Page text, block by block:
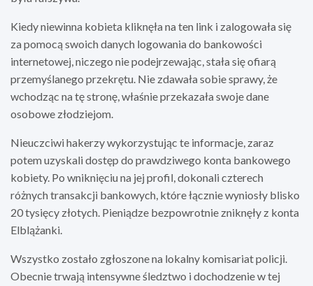
Kiedy niewinna kobieta kliknęła na ten link i zalogowała się
za pomocą swoich danych logowania do bankowości
internetowej, niczego nie podejrzewając, stała się ofiarą
przemyślanego przekrętu. Nie zdawała sobie sprawy, że
wchodząc na tę stronę, właśnie przekazała swoje dane
osobowe złodziejom.
Nieuczciwi hakerzy wykorzystując te informacje, zaraz
potem uzyskali dostęp do prawdziwego konta bankowego
kobiety. Po wniknięciu na jej profil, dokonali czterech
różnych transakcji bankowych, które łącznie wyniosły blisko
20 tysięcy złotych. Pieniądze bezpowrotnie zniknęły z konta
Elblążanki.
Wszystko zostało zgłoszone na lokalny komisariat policji.
Obecnie trwają intensywne śledztwo i dochodzenie w tej